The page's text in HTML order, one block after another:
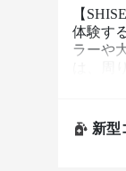
【
体験す
ラーや
新型